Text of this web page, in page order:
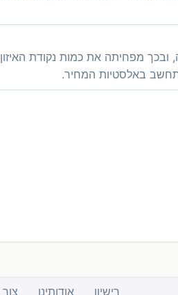
מפחיתה את כמות נקודת האיזון.
באלסטיות המחיר.
רישיון אודותינו